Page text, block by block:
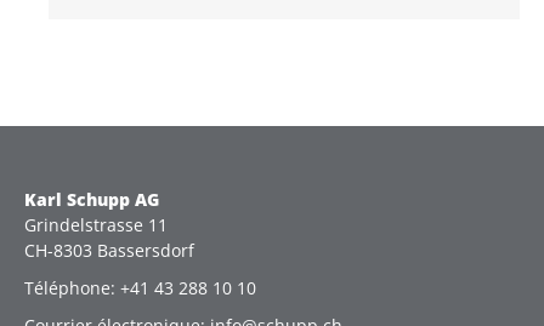
Karl Schupp AG
Grindelstrasse 11
CH-8303 Bassersdorf
Téléphone: +41 43 288 10 10